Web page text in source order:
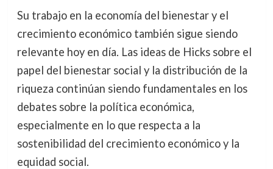
Su trabajo en la economía del bienestar y el
crecimiento económico también sigue siendo
relevante hoy en día. Las ideas de Hicks sobre el
papel del bienestar social y la distribución de la
riqueza continúan siendo fundamentales en los
debates sobre la política económica,
especialmente en lo que respecta a la
sostenibilidad del crecimiento económico y la
equidad social.